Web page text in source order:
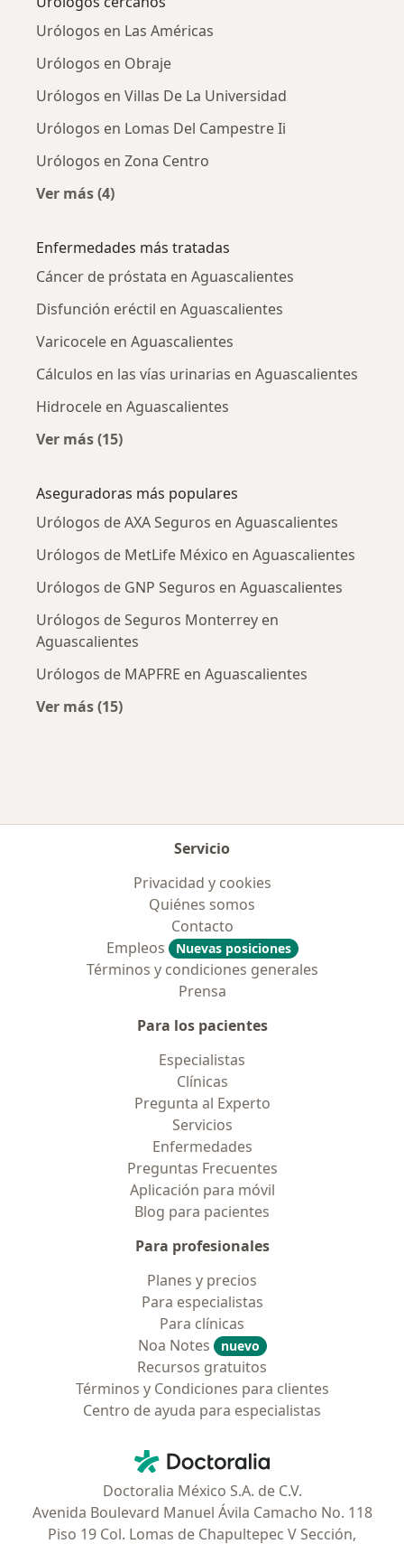
Urólogos en Las Américas
Urólogos en Obraje
Urólogos en Villas De La Universidad
Urólogos en Lomas Del Campestre Ii
Urólogos en Zona Centro
Ver más (4)
Enfermedades más tratadas
Cáncer de próstata en Aguascalientes
Disfunción eréctil en Aguascalientes
Varicocele en Aguascalientes
Cálculos en las vías urinarias en Aguascalientes
Hidrocele en Aguascalientes
Ver más (15)
Aseguradoras más populares
Urólogos de AXA Seguros en Aguascalientes
Urólogos de MetLife México en Aguascalientes
Urólogos de GNP Seguros en Aguascalientes
Urólogos de Seguros Monterrey en
Aguascalientes
Urólogos de MAPFRE en Aguascalientes
Ver más (15)
Servicio
Privacidad y cookies
Quiénes somos
Contacto
Empleos
Nuevas posiciones
Términos y condiciones generales
Prensa
Para los pacientes
Especialistas
Clínicas
Pregunta al Experto
Servicios
Enfermedades
Preguntas Frecuentes
Aplicación para móvil
Blog para pacientes
Para profesionales
Planes y precios
Para especialistas
Para clínicas
Noa Notes
nuevo
Recursos gratuitos
Términos y Condiciones para clientes
Centro de ayuda para especialistas
Doctoralia - Página de inicio
Doctoralia México S.A. de C.V.
Avenida Boulevard Manuel Ávila Camacho No. 118
Piso 19 Col. Lomas de Chapultepec V Sección,